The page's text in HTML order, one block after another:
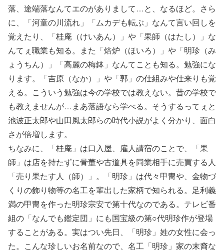
落、途端落なんてエのがありまして…と、なるほど。さら
に、「河童の川流れ」「ムカデも転ぶ」なんて言い回しを
覚えたり、「桂庵（けいあん）」や「果師（はたし）」な
んてぇ職業も知る。また「焙炉（ほいろ）」や「明珍（み
ょうちん）」「高麗の梅鉢」なんてことも知る。勉強にな
ります。「吉原（なか）」や「郭」の仕組みや仕来りも覚
える。こういう勉強は今の学校では教えない。昔の学校で
も教えませんが…まあ落語なら学べる。そうするってぇと
池波正太郎や山田風太郎らの時代小説がよく分かり、面白
さが倍増します。
ちなみに、「桂庵」は口入屋、雇人請宿のことで、「果
師」は店を持たずに骨董や古道具を同業相手に売買する人
「売り果たす人（師）」。「明珍」は代々甲冑や、金物づ
くりの飾り物等の名工を輩出した家柄で知られる。足利義
満の甲冑を作った明珍宗安で第十代なのである。テレビ番
組の「なんでも鑑定団」にも国宝級の第○代明珍作が登場
することがある。実はつい先日、「明珍」姓の女性に会っ
た。こんな珍しいお名前なので、名工「明珍」家の末裔な